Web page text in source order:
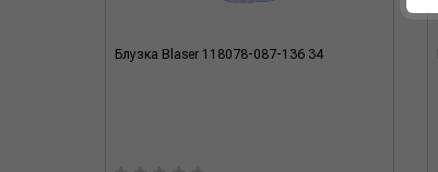
Блузка Blaser 118078-087-136 34